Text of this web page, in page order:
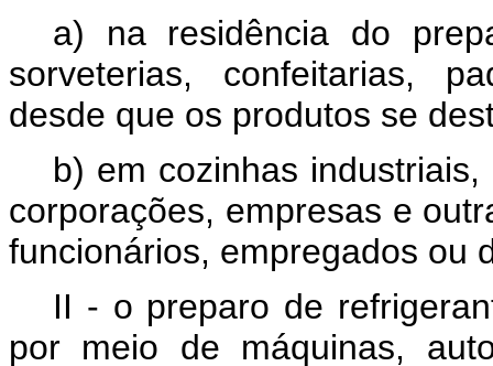
a) na residência do
sorveterias, confeitarias,
desde que os produtos se
b) em cozinhas
corporações, empresas e
funcionários, empregados ou
II - o preparo de
por meio de máquinas,